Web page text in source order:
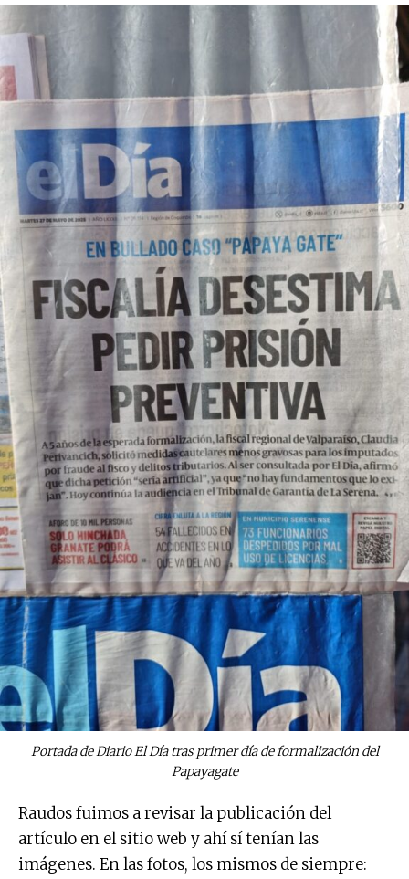
Portada de Diario El Día tras primer día de formalización del
Papayagate
Raudos fuimos a revisar la publicación del
artículo en el sitio web y ahí sí tenían las
imágenes. En las fotos, los mismos de siempre: